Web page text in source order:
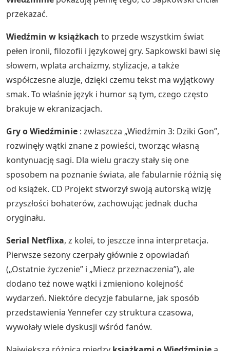
przekazać.
Wiedźmin w książkach to przede wszystkim świat
pełen ironii, filozofii i językowej gry. Sapkowski bawi się
słowem, wplata archaizmy, stylizacje, a także
współczesne aluzje, dzięki czemu tekst ma wyjątkowy
smak. To właśnie język i humor są tym, czego często
brakuje w ekranizacjach.
Gry o Wiedźminie : zwłaszcza „Wiedźmin 3: Dziki Gon”,
rozwinęły wątki znane z powieści, tworząc własną
kontynuację sagi. Dla wielu graczy stały się one
sposobem na poznanie świata, ale fabularnie różnią się
od książek. CD Projekt stworzył swoją autorską wizję
przyszłości bohaterów, zachowując jednak ducha
oryginału.
Serial Netflixa, z kolei, to jeszcze inna interpretacja.
Pierwsze sezony czerpały głównie z opowiadań
(„Ostatnie życzenie” i „Miecz przeznaczenia”), ale
dodano też nowe wątki i zmieniono kolejność
wydarzeń. Niektóre decyzje fabularne, jak sposób
przedstawienia Yennefer czy struktura czasowa,
wywołały wiele dyskusji wśród fanów.